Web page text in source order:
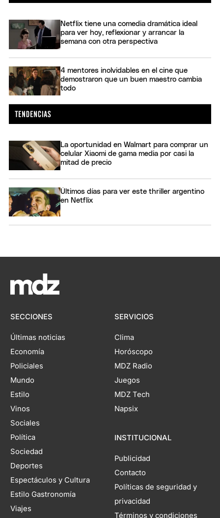
Netflix tiene una comedia dramática ideal
para ver hoy, reflexionar y arrancar la
semana con otra perspectiva
4 mentores inolvidables en el cine que
demostraron que un buen maestro cambia
todo
La oportunidad en Walmart para comprar un
celular Xiaomi de gama media por casi la
mitad de precio
Últimos días para ver este thriller argentino
en Netflix
SECCIONES
Últimas noticias
Economía
Policiales
Mundo
Estilo
Vinos
Sociales
Política
Sociedad
Deportes
Espectáculos y Cultura
Estilo Gastronomía
Viajes
SERVICIOS
Clima
Horóscopo
MDZ Radio
Juegos
MDZ Tech
Napsix
INSTITUCIONAL
Publicidad
Contacto
Políticas de seguridad y
privacidad
Términos y condiciones